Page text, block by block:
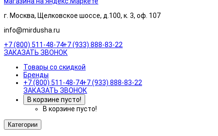
г. Москва, Щелковское шоссе, д.100, к. 3, оф. 107
info@mirdusha.ru
+7 (800) 511-48-74+7 (933) 888-83-22
ЗАКАЗАТЬ ЗВОНОК
Товары со скидкой
Бренды
+7 (800) 511-48-74+7 (933) 888-83-22
ЗАКАЗАТЬ ЗВОНОК
В корзине пусто!
В корзине пусто!
Категории